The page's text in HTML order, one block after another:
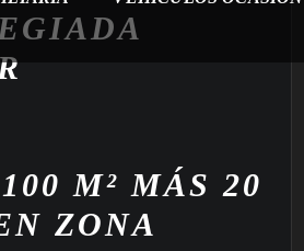
M² MÁS 20
ZONA